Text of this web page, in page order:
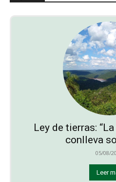
Ley de tierras:
conlleva
05/08/
Leer